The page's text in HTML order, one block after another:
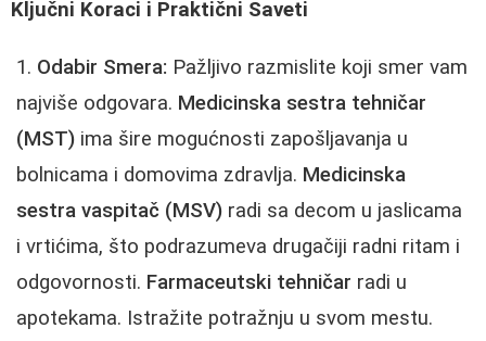
Ključni Koraci i Praktični Saveti
Odabir Smera: Pažljivo razmislite koji smer vam
najviše odgovara. Medicinska sestra tehničar
(MST) ima šire mogućnosti zapošljavanja u
bolnicama i domovima zdravlja. Medicinska
sestra vaspitač (MSV) radi sa decom u jaslicama
i vrtićima, što podrazumeva drugačiji radni ritam i
odgovornosti. Farmaceutski tehničar radi u
apotekama. Istražite potražnju u svom mestu.